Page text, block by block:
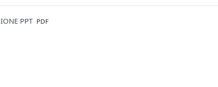
PPT File
PDF